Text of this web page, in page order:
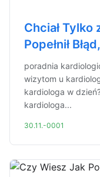
Chciał Tylko
Popełnił
poradnia
wizytom u
kardiologa w
kardiologa...
30.11.-0001